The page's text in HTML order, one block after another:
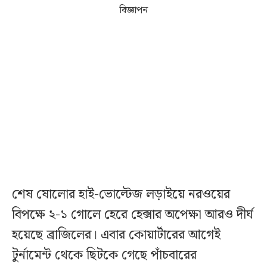
বিজ্ঞাপন
শেষ ষোলোর হাই-ভোল্টেজ লড়াইয়ে নরওয়ের
বিপক্ষে ২-১ গোলে হেরে হেক্সার অপেক্ষা আরও দীর্ঘ
হয়েছে ব্রাজিলের। এবার কোয়ার্টারের আগেই
টুর্নামেন্ট থেকে ছিটকে গেছে পাঁচবারের